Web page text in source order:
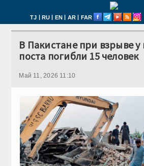
TJ | RU | EN | AR | FAR
В Пакистане при взрыве у
поста погибли 15 человек
Май 11, 2026 11:10